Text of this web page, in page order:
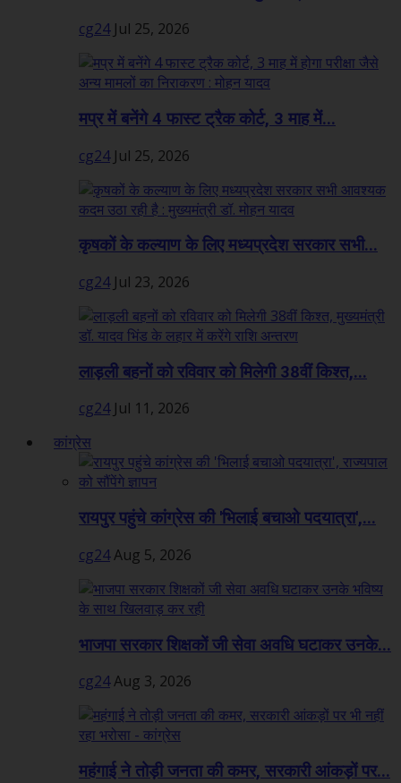
cg24 Jul 25, 2026
मप्र में बनेंगे 4 फास्ट ट्रैक कोर्ट, 3 माह में...
cg24 Jul 25, 2026
कृषकों के कल्याण के लिए मध्यप्रदेश सरकार सभी...
cg24 Jul 23, 2026
लाड़ली बहनों को रविवार को मिलेगी 38वीं किश्त,...
cg24 Jul 11, 2026
कांग्रेस
रायपुर पहुंचे कांग्रेस की 'भिलाई बचाओ पदयात्रा',...
cg24Aug 5, 2026
भाजपा सरकार शिक्षकों जी सेवा अवधि घटाकर उनके...
cg24Aug 3, 2026
महंगाई ने तोड़ी जनता की कमर, सरकारी आंकड़ों पर...